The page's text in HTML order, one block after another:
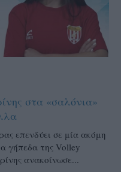
στα «σαλόνια»
επενδύει σε μία ακόμη
γήπεδα της Volley
ανακοίνωσε...